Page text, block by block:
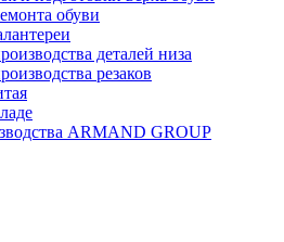
обуви
деталей низа
резаков
ARMAND GROUP